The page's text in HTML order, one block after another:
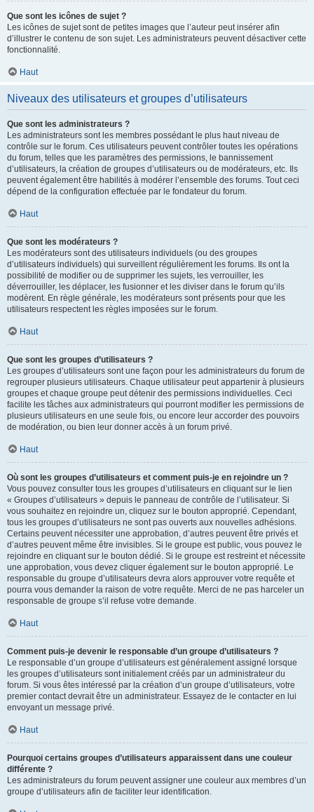
Que sont les icônes de sujet ?
Les icônes de sujet sont de petites images que l’auteur peut insérer afin
d’illustrer le contenu de son sujet. Les administrateurs peuvent désactiver cette
fonctionnalité.
Haut
Niveaux des utilisateurs et groupes d’utilisateurs
Que sont les administrateurs ?
Les administrateurs sont les membres possédant le plus haut niveau de
contrôle sur le forum. Ces utilisateurs peuvent contrôler toutes les opérations
du forum, telles que les paramètres des permissions, le bannissement
d’utilisateurs, la création de groupes d’utilisateurs ou de modérateurs, etc. Ils
peuvent également être habilités à modérer l’ensemble des forums. Tout ceci
dépend de la configuration effectuée par le fondateur du forum.
Haut
Que sont les modérateurs ?
Les modérateurs sont des utilisateurs individuels (ou des groupes
d’utilisateurs individuels) qui surveillent régulièrement les forums. Ils ont la
possibilité de modifier ou de supprimer les sujets, les verrouiller, les
déverrouiller, les déplacer, les fusionner et les diviser dans le forum qu’ils
modèrent. En règle générale, les modérateurs sont présents pour que les
utilisateurs respectent les règles imposées sur le forum.
Haut
Que sont les groupes d’utilisateurs ?
Les groupes d’utilisateurs sont une façon pour les administrateurs du forum de
regrouper plusieurs utilisateurs. Chaque utilisateur peut appartenir à plusieurs
groupes et chaque groupe peut détenir des permissions individuelles. Ceci
facilite les tâches aux administrateurs qui pourront modifier les permissions de
plusieurs utilisateurs en une seule fois, ou encore leur accorder des pouvoirs
de modération, ou bien leur donner accès à un forum privé.
Haut
Où sont les groupes d’utilisateurs et comment puis-je en rejoindre un ?
Vous pouvez consulter tous les groupes d’utilisateurs en cliquant sur le lien
« Groupes d’utilisateurs » depuis le panneau de contrôle de l’utilisateur. Si
vous souhaitez en rejoindre un, cliquez sur le bouton approprié. Cependant,
tous les groupes d’utilisateurs ne sont pas ouverts aux nouvelles adhésions.
Certains peuvent nécessiter une approbation, d’autres peuvent être privés et
d’autres peuvent même être invisibles. Si le groupe est public, vous pouvez le
rejoindre en cliquant sur le bouton dédié. Si le groupe est restreint et nécessite
une approbation, vous devez cliquer également sur le bouton approprié. Le
responsable du groupe d’utilisateurs devra alors approuver votre requête et
pourra vous demander la raison de votre requête. Merci de ne pas harceler un
responsable de groupe s’il refuse votre demande.
Haut
Comment puis-je devenir le responsable d’un groupe d’utilisateurs ?
Le responsable d’un groupe d’utilisateurs est généralement assigné lorsque
les groupes d’utilisateurs sont initialement créés par un administrateur du
forum. Si vous êtes intéressé par la création d’un groupe d’utilisateurs, votre
premier contact devrait être un administrateur. Essayez de le contacter en lui
envoyant un message privé.
Haut
Pourquoi certains groupes d’utilisateurs apparaissent dans une couleur
différente ?
Les administrateurs du forum peuvent assigner une couleur aux membres d’un
groupe d’utilisateurs afin de faciliter leur identification.